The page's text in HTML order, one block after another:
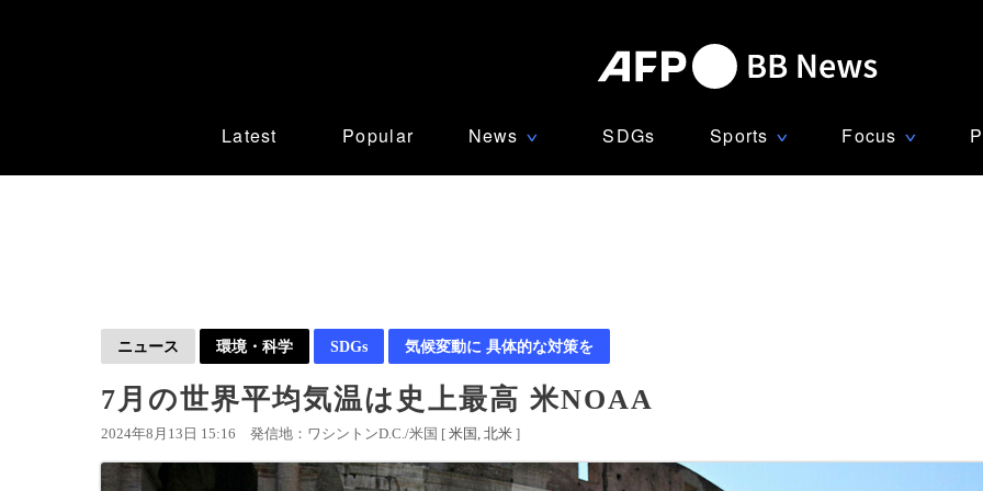
Latest Popular News ∨ SDGs Sports ∨ Focus ∨
ニュース 環境・科学 SDGs 気候変動に 具体的な対策を
7月の世界平均気温は史上最高 米NOAA
2024年8月13日 15:16 発信地：ワシントンD.C./米国 [ 米国 北米 ]